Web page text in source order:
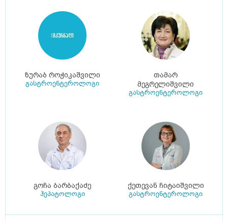
ზურაბ როჭიკაშვილი
გასტროენტეროლოგი
თამარ
მეგრელიშვილი
გასტროენტეროლოგი
გოჩა ბარბაქაძე
ჰეპატოლოგი
ქეთევან ჩიტაიშვილი
გასტროენტეროლოგი